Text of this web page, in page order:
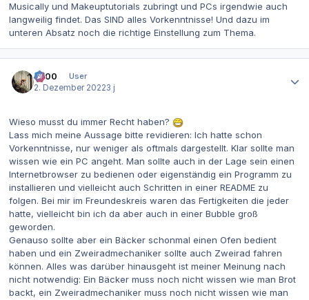
Musically und Makeuptutorials zubringt und PCs irgendwie auch
langweilig findet. Das SIND alles Vorkenntnisse! Und dazu im
unteren Absatz noch die richtige Einstellung zum Thema.
0x00
User
2. Dezember 20223 j
Wieso musst du immer Recht haben?
Lass mich meine Aussage bitte revidieren: Ich hatte schon
Vorkenntnisse, nur weniger als oftmals dargestellt. Klar sollte man
wissen wie ein PC angeht. Man sollte auch in der Lage sein einen
Internetbrowser zu bedienen oder eigenständig ein Programm zu
installieren und vielleicht auch Schritten in einer README zu
folgen. Bei mir im Freundeskreis waren das Fertigkeiten die jeder
hatte, vielleicht bin ich da aber auch in einer Bubble groß
geworden.
Genauso sollte aber ein Bäcker schonmal einen Ofen bedient
haben und ein Zweiradmechaniker sollte auch Zweirad fahren
können. Alles was darüber hinausgeht ist meiner Meinung nach
nicht notwendig: Ein Bäcker muss noch nicht wissen wie man Brot
backt, ein Zweiradmechaniker muss noch nicht wissen wie man